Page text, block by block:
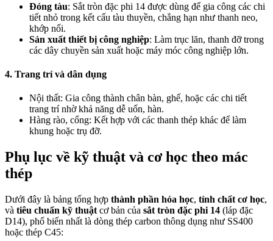
Đóng tàu: Sắt tròn đặc phi 14 được dùng để gia công các chi
tiết nhỏ trong kết cấu tàu thuyền, chẳng hạn như thanh neo,
khớp nối.
Sản xuất thiết bị công nghiệp: Làm trục lăn, thanh đỡ trong
các dây chuyền sản xuất hoặc máy móc công nghiệp lớn.
4. Trang trí và dân dụng
Nội thất: Gia công thành chân bàn, ghế, hoặc các chi tiết
trang trí nhờ khả năng dễ uốn, hàn.
Hàng rào, cổng: Kết hợp với các thanh thép khác để làm
khung hoặc trụ đỡ.
Phụ lục về kỹ thuật và cơ học theo mác
thép
Dưới đây là bảng tổng hợp thành phần hóa học, tính chất cơ học,
và tiêu chuẩn kỹ thuật cơ bản của sắt tròn đặc phi 14 (láp đặc
D14), phổ biến nhất là dòng thép carbon thông dụng như SS400
hoặc thép C45: